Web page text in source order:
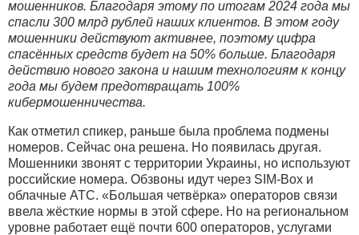
мошенников. Благодаря этому по итогам 2024 года мы
спасли 300 млрд рублей наших клиентов. В этом году
мошенники действуют активнее, поэтому цифра
спасённых средств будет на 50% больше. Благодаря
действию нового закона и нашим технологиям к концу
года мы будем предотвращать 100%
кибермошенничества.
Как отметил спикер, раньше была проблема подмены
номеров. Сейчас она решена. Но появилась другая.
Мошенники звонят с территории Украины, но используют
российские номера. Обзвоны идут через SIM-Box и
облачные АТС. «Большая четвёрка» операторов связи
ввела жёсткие нормы в этой сфере. Но на региональном
уровне работает ещё почти 600 операторов, услугами